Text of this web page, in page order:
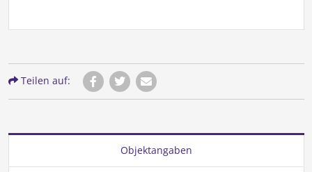
Teilen auf:
Objektangaben